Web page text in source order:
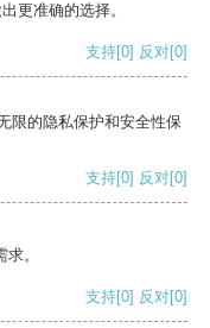
更准确的选择。
支持[0] 反对[0]
限的隐私保护和安全性保
支持[0] 反对[0]
。
支持[0] 反对[0]